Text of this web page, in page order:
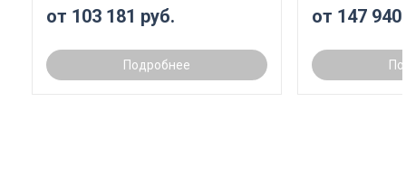
от 103 181 руб.
Подробнее
от 147 940